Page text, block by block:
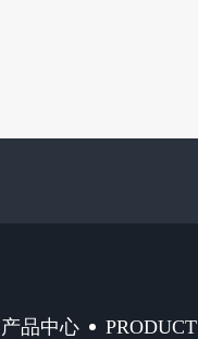
产品中心 PRODUCT